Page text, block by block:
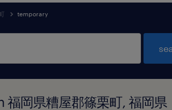
temporary
岡県糟屋郡篠栗町, 福岡県